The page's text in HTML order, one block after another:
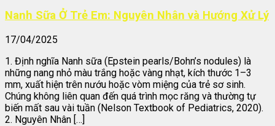
Nanh Sữa Ở Trẻ Em: Nguyên Nhân và Hướng Xử Lý
17/04/2025
1. Định nghĩa Nanh sữa (Epstein pearls/Bohn’s nodules) là
những nang nhỏ màu trắng hoặc vàng nhạt, kích thước 1–3
mm, xuất hiện trên nướu hoặc vòm miệng của trẻ sơ sinh.
Chúng không liên quan đến quá trình mọc răng và thường tự
biến mất sau vài tuần (Nelson Textbook of Pediatrics, 2020).
2. Nguyên Nhân […]